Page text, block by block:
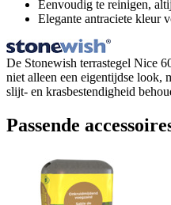
Eenvoudig te reinigen,
Elegante antraciete kleur
De Stonewish terrastegel Nice
niet alleen een eigentijdse look,
slijt- en krasbestendigheid
Passende